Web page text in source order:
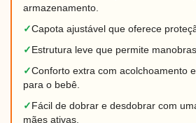
armazenamento.
✓Capota ajustável que oferece
✓ Estrutura leve que permite
✓Conforto extra com acolchoamento
para o bebê.
✓ Fácil de dobrar e desdobrar com
mães ativas.